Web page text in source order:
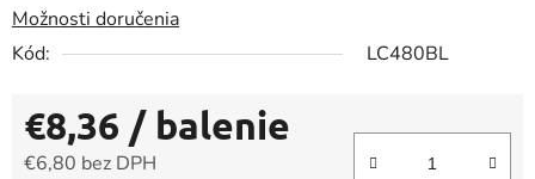
Možnosti doručenia
Kód:
LC480BL
€8,36 / balenie
€6,80 bez DPH